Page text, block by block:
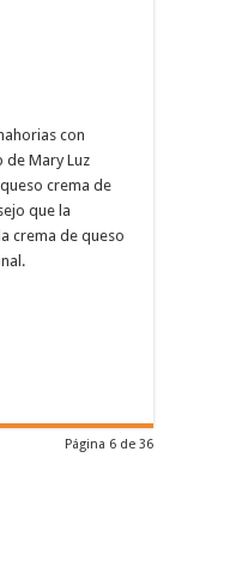
con
de Mary Luz
crema de
que la
crema de queso
Página 6 de 36